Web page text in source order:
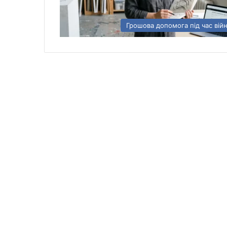
Грошова допомога під час